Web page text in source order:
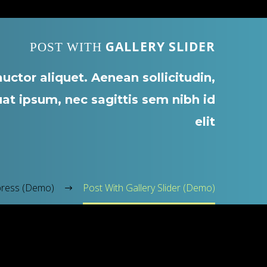
POST WITH GALLERY SLIDER
aliquet. Aenean sollicitudin,
ipsum, nec sagittis sem nibh id
elit
(Demo) Post With Gallery Slider (Demo)